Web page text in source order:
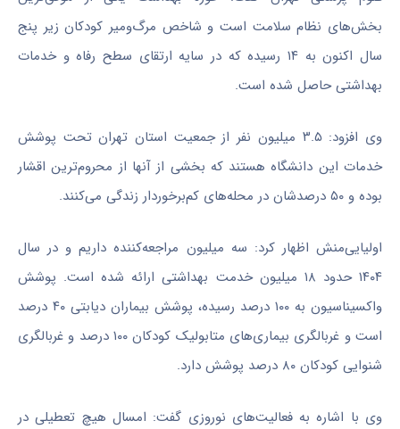
بخش‌های نظام سلامت است و شاخص مرگ‌ومیر کودکان زیر پنج
سال اکنون به ۱۴ رسیده که در سایه ارتقای سطح رفاه و خدمات
بهداشتی حاصل شده است.
وی افزود: ۳.۵ میلیون نفر از جمعیت استان تهران تحت پوشش
خدمات این دانشگاه هستند که بخشی از آنها از محروم‌ترین اقشار
بوده و ۵۰ درصدشان در محله‌های کم‌برخوردار زندگی می‌کنند.
اولیایی‌منش اظهار کرد: سه میلیون مراجعه‌کننده داریم و در سال
۱۴۰۴ حدود ۱۸ میلیون خدمت بهداشتی ارائه شده است. پوشش
واکسیناسیون به ۱۰۰ درصد رسیده، پوشش بیماران دیابتی ۴۰ درصد
است و غربالگری بیماری‌های متابولیک کودکان ۱۰۰ درصد و غربالگری
شنوایی کودکان ۸۰ درصد پوشش دارد.
وی با اشاره به فعالیت‌های نوروزی گفت: امسال هیچ تعطیلی در